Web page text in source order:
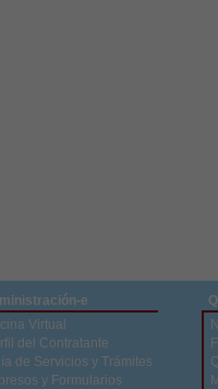
e
Virtual
del Contratante
de Servicios y Trámites
y Formularios